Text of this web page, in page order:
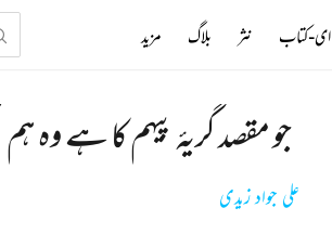
جو مقصد گریۂ پیہم کا ہے وہ ہم
علی جواد زیدی
ای-کتاب نثر بلاگ مزید